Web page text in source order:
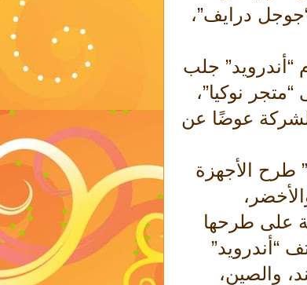
درايف”،
“أندرويد” جلب
نوكيا”،
عوضًا عن
طرح الأجهزة
على طرحها
“أندرويد”
والصين،